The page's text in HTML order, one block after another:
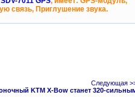
связь, Приглушение звука.
Следующая
KTM X-Bow станет 320-